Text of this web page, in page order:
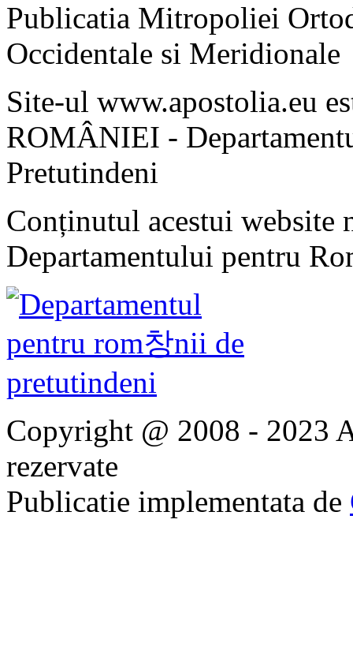
Publicatia Mitropoliei
Occidentale si Meridionale
Site-ul www.apostolia.eu
ROMÂNIEI -
Pretutindeni
Conținutul acestui website
Departamentului pentru
Copyright @ 2008 - 2023
rezervate
Publicatie implementata de